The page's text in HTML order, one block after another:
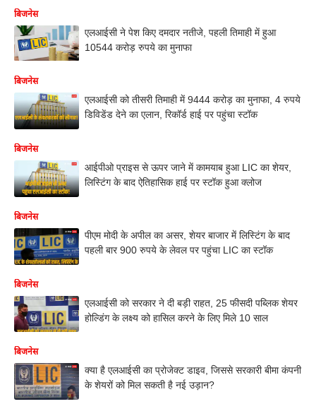
बिजनेस
एलआईसी ने पेश किए दमदार नतीजे, पहली तिमाही में हुआ
10544 करोड़ रुपये का मुनाफा
बिजनेस
एलआईसी को तीसरी तिमाही में 9444 करोड़ का मुनाफा, 4 रुपये
डिविडेंड देने का एलान, रिकॉर्ड हाई पर पहुंचा स्टॉक
बिजनेस
आईपीओ प्राइस से ऊपर जाने में कामयाब हुआ LIC का शेयर,
लिस्टिंग के बाद ऐतिहासिक हाई पर स्टॉक हुआ क्लोज
बिजनेस
पीएम मोदी के अपील का असर, शेयर बाजार में लिस्टिंग के बाद
पहली बार 900 रुपये के लेवल पर पहुंचा LIC का स्टॉक
बिजनेस
एलआईसी को सरकार ने दी बड़ी राहत, 25 फीसदी पब्लिक शेयर
होल्डिंग के लक्ष्य को हासिल करने के लिए मिले 10 साल
बिजनेस
क्या है एलआईसी का प्रोजेक्ट डाइव, जिससे सरकारी बीमा कंपनी
के शेयरों को मिल सकती है नई उड़ान?